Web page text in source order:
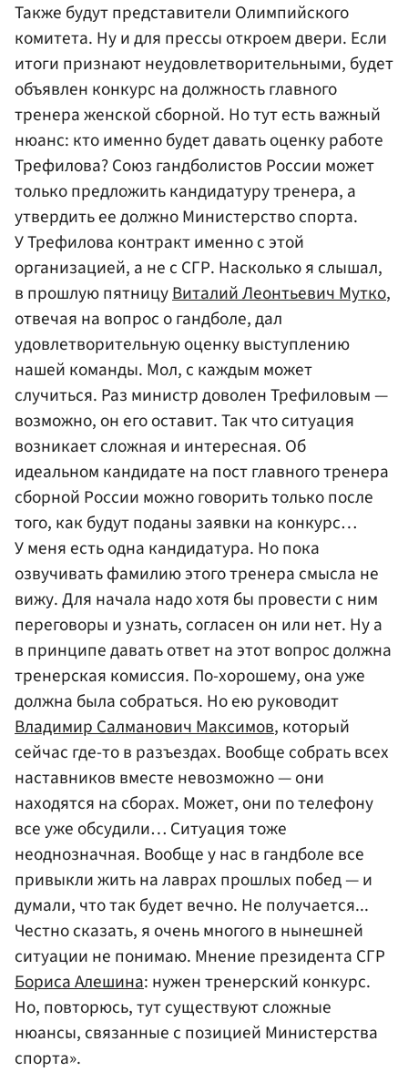
Также будут представители Олимпийского
комитета. Ну и для прессы откроем двери. Если
итоги признают неудовлетворительными, будет
объявлен конкурс на должность главного
тренера женской сборной. Но тут есть важный
нюанс: кто именно будет давать оценку работе
Трефилова? Союз гандболистов России может
только предложить кандидатуру тренера, а
утвердить ее должно Министерство спорта.
У Трефилова контракт именно с этой
организацией, а не с СГР. Насколько я слышал,
в прошлую пятницуВиталий Леонтьевич Мутко,
отвечая на вопрос о гандболе, дал
удовлетворительную оценку выступлению
нашей команды. Мол, с каждым может
случиться. Раз министр доволен Трефиловым —
возможно, он его оставит. Так что ситуация
возникает сложная и интересная. Об
идеальном кандидате на пост главного тренера
сборной России можно говорить только после
того, как будут поданы заявки на конкурс…
У меня есть одна кандидатура. Но пока
озвучивать фамилию этого тренера смысла не
вижу. Для начала надо хотя бы провести с ним
переговоры и узнать, согласен он или нет. Ну а
в принципе давать ответ на этот вопрос должна
тренерская комиссия. По-хорошему, она уже
должна была собраться. Но ею руководит
Владимир Салманович Максимов, который
сейчас где-то в разъездах. Вообще собрать всех
наставников вместе невозможно — они
находятся на сборах. Может, они по телефону
все уже обсудили… Ситуация тоже
неоднозначная. Вообще у нас в гандболе все
привыкли жить на лаврах прошлых побед — и
думали, что так будет вечно. Не получается...
Честно сказать, я очень многого в нынешней
ситуации не понимаю. Мнение президента СГР
Бориса Алешина: нужен тренерский конкурс.
Но, повторюсь, тут существуют сложные
нюансы, связанные с позицией Министерства
спорта».